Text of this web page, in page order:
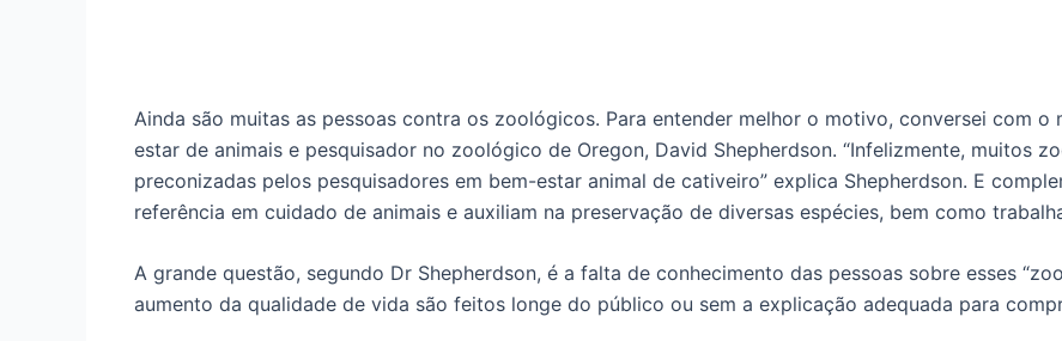
Ainda são muitas as pessoas contra os zoológicos. Para entender melhor o motivo, conversei com
estar de animais e pesquisador no zoológico de Oregon, David Shepherdson. “Infelizmente, muitos
preconizadas pelos pesquisadores em bem-estar animal de cativeiro” explica Shepherdson. E
referência em cuidado de animais e auxiliam na preservação de diversas espécies, bem como
A grande questão, segundo Dr Shepherdson, é a falta de conhecimento das pessoas sobre esses
aumento da qualidade de vida são feitos longe do público ou sem a explicação adequada para